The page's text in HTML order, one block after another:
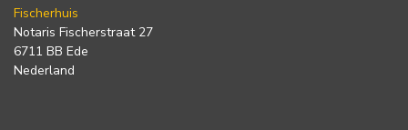
Fischerhuis
Notaris Fischerstraat 27
6711 BB Ede
Nederland